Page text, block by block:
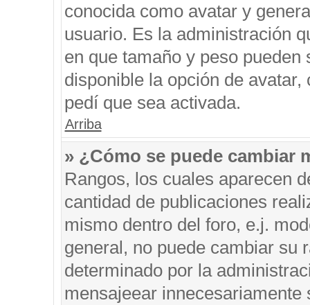
conocida como avatar y
usuario. Es la administración
en que tamaño y peso
disponible la opción de
pedí que sea activada.
Arriba
» ¿Cómo se puede cambiar
Rangos, los cuales aparecen
cantidad de publicaciones
mismo dentro del foro, e.j.
general, no puede cambiar su
determinado por la
mensajeear